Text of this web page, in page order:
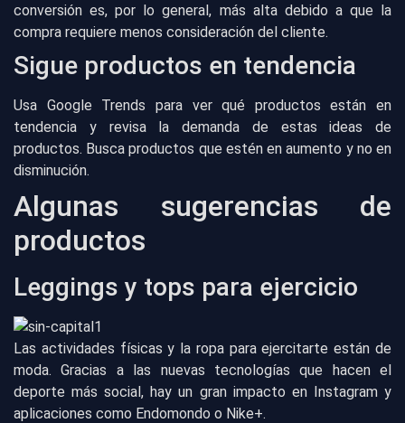
conversión es, por lo general, más alta debido a que la
compra requiere menos consideración del cliente.
Sigue productos en tendencia
Usa Google Trends para ver qué productos están en
tendencia y revisa la demanda de estas ideas de
productos. Busca productos que estén en aumento y no en
disminución.
Algunas sugerencias de
productos
Leggings y tops para ejercicio
Las actividades físicas y la ropa para ejercitarte están de
moda. Gracias a las nuevas tecnologías que hacen el
deporte más social, hay un gran impacto en Instagram y
aplicaciones como Endomondo o Nike+.